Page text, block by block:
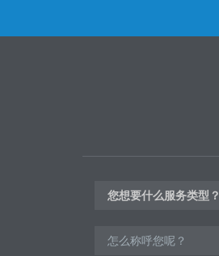
您想要什么服务类型？